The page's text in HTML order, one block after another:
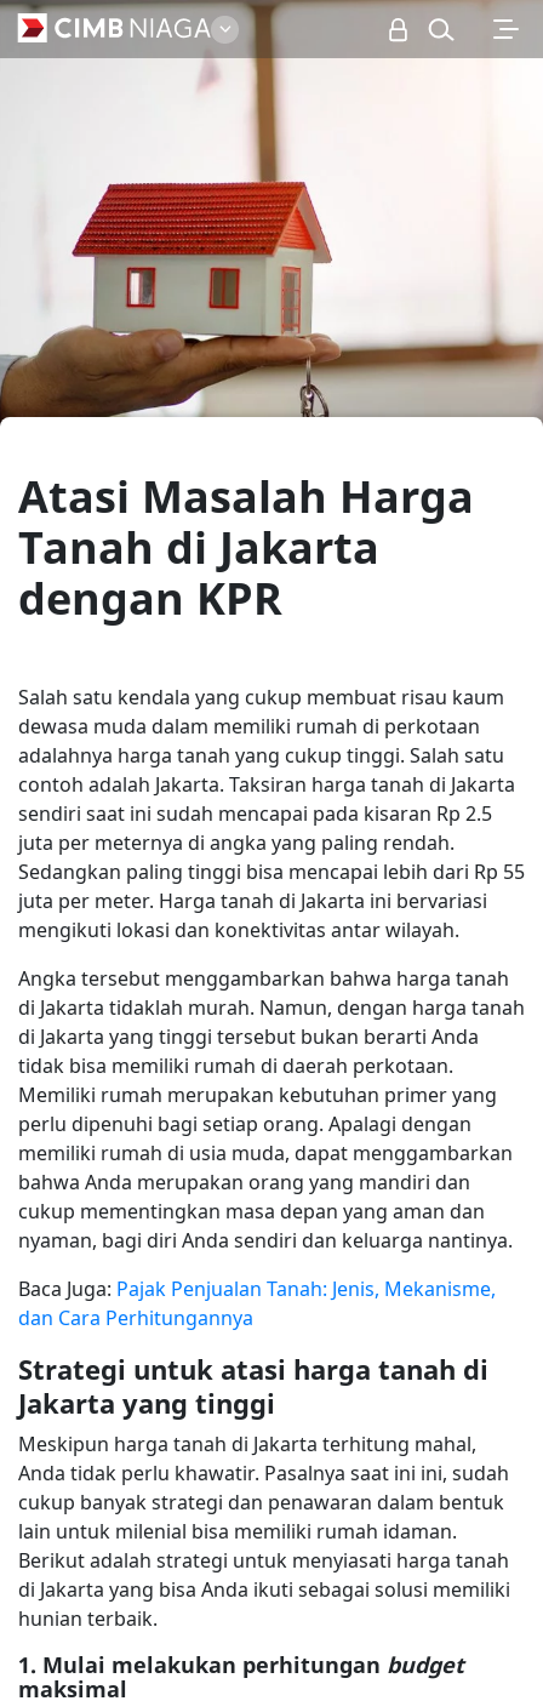
Personal
Atasi Masalah Harga
Tanah di Jakarta
dengan KPR
Salah satu kendala yang cukup membuat risau kaum
dewasa muda dalam memiliki rumah di perkotaan
adalahnya harga tanah yang cukup tinggi. Salah satu
contoh adalah Jakarta. Taksiran harga tanah di Jakarta
sendiri saat ini sudah mencapai pada kisaran Rp 2.5
juta per meternya di angka yang paling rendah.
Sedangkan paling tinggi bisa mencapai lebih dari Rp 55
juta per meter. Harga tanah di Jakarta ini bervariasi
mengikuti lokasi dan konektivitas antar wilayah.
Angka tersebut menggambarkan bahwa harga tanah
di Jakarta tidaklah murah. Namun, dengan harga tanah
di Jakarta yang tinggi tersebut bukan berarti Anda
tidak bisa memiliki rumah di daerah perkotaan.
Memiliki rumah merupakan kebutuhan primer yang
perlu dipenuhi bagi setiap orang. Apalagi dengan
memiliki rumah di usia muda, dapat menggambarkan
bahwa Anda merupakan orang yang mandiri dan
cukup mementingkan masa depan yang aman dan
nyaman, bagi diri Anda sendiri dan keluarga nantinya.
Baca Juga: Pajak Penjualan Tanah: Jenis, Mekanisme,
dan Cara Perhitungannya
Strategi untuk atasi harga tanah di
Jakarta yang tinggi
Meskipun harga tanah di Jakarta terhitung mahal,
Anda tidak perlu khawatir. Pasalnya saat ini ini, sudah
cukup banyak strategi dan penawaran dalam bentuk
lain untuk milenial bisa memiliki rumah idaman.
Berikut adalah strategi untuk menyiasati harga tanah
di Jakarta yang bisa Anda ikuti sebagai solusi memiliki
hunian terbaik.
1. Mulai melakukan perhitungan budget
maksimal